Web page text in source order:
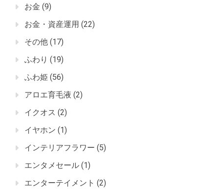
お金 (9)
お金・資産運用 (22)
その他 (17)
ふわり (19)
ふわ姫 (56)
アロエ育毛液 (2)
イクオス (2)
イヤホン (1)
インテリアフラワー (5)
エンタメセール (1)
エンターテイメント (2)